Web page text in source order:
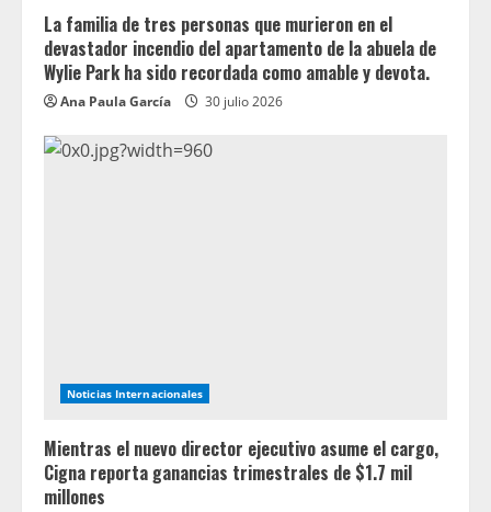
La familia de tres personas que murieron en el
devastador incendio del apartamento de la abuela de
Wylie Park ha sido recordada como amable y devota.
Ana Paula García 30 julio 2026
Noticias Internacionales
Mientras el nuevo director ejecutivo asume el cargo,
Cigna reporta ganancias trimestrales de $1.7 mil
millones